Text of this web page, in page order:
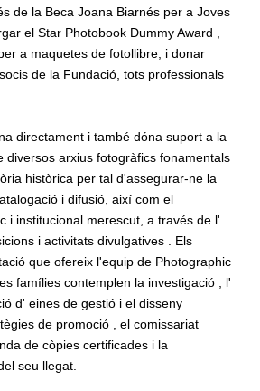
de la Beca Joana Biarnés per a Joves
el Star Photobook Dummy Award ,
a maquetes de fotollibre, i donar
de la Fundació, tots professionals
directament i també dóna suport a la
diversos arxius fotogràfics fonamentals
històrica per tal d'assegurar-ne la
i difusió, així com el
i institucional merescut, a través de l'
i activitats divulgatives . Els
que ofereix l'equip de Photographic
famílies contemplen la investigació , l'
d' eines de gestió i el disseny
de promoció , el comissariat
de còpies certificades i la
seu llegat.